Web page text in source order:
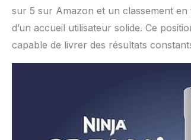
sur 5 sur Amazon et un classement en
d’un accueil utilisateur solide. Ce
capable de livrer des résultats